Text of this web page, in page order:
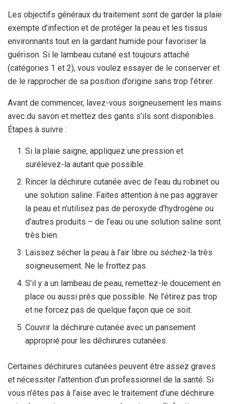
Les objectifs généraux du traitement sont de garder la plaie
exempte d’infection et de protéger la peau et les tissus
environnants tout en la gardant humide pour favoriser la
guérison. Si le lambeau cutané est toujours attaché
(catégories 1 et 2), vous voulez essayer de le conserver et
de le rapprocher de sa position d’origine sans trop l’étirer.
Avant de commencer, lavez-vous soigneusement les mains
avec du savon et mettez des gants s’ils sont disponibles.
Étapes à suivre :
Si la plaie saigne, appliquez une pression et
surélevez-la autant que possible.
Rincer la déchirure cutanée avec de l’eau du robinet ou
une solution saline. Faites attention à ne pas aggraver
la peau et n’utilisez pas de peroxyde d’hydrogène ou
d’autres produits – de l’eau ou une solution saline sont
très bien.
Laissez sécher la peau à l’air libre ou séchez-la très
soigneusement. Ne le frottez pas.
S’il y a un lambeau de peau, remettez-le doucement en
place ou aussi près que possible. Ne l’étirez pas trop
et ne forcez pas de quelque façon que ce soit.
Couvrir la déchirure cutanée avec un pansement
approprié pour les déchirures cutanées.
Certaines déchirures cutanées peuvent être assez graves
et nécessiter l’attention d’un professionnel de la santé. Si
vous n’êtes pas à l’aise avec le traitement d’une déchirure